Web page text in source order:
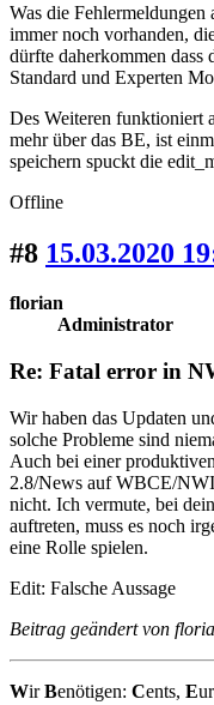
Was die Fehlermeldungen
immer noch vorhanden,
dürfte daherkommen dass
Standard und Experten
Des Weiteren funktioniert
mehr über das BE, ist
speichern spuckt die
Offline
#8 15.03.2020
florian
Administrator
Re: Fatal error in
Wir haben das Updaten
solche Probleme sind
Auch bei einer
2.8/News auf WBCE/NWI
nicht. Ich vermute, bei
auftreten, muss es noch
eine Rolle spielen.
Edit: Falsche Aussage
Beitrag geändert von
WirBenötigen: Cents, E